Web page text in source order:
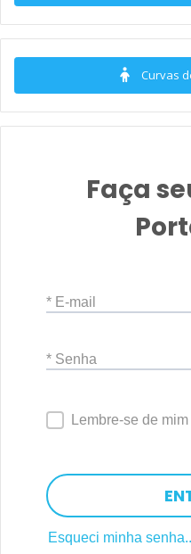
Curvas
Faça
* E-mail
* Senha
Lembre-se de mim
Esqueci minha